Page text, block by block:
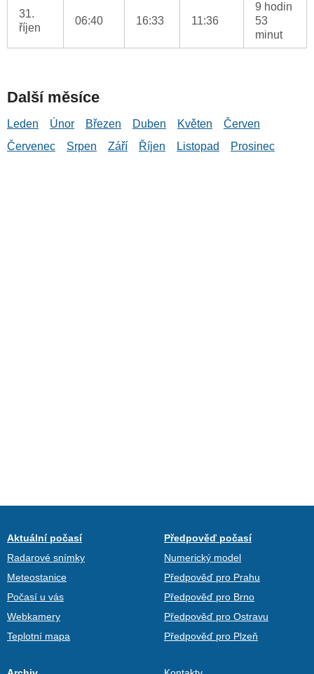
31.
říjen
06:40 16:33 11:36
9 hodin
53
minut
Další měsíce
Leden Únor Březen Duben Květen
Červen
Červenec
Srpen Září Říjen Listopad Prosinec
Aktuální počasí
Radarové snímky
Meteostanice
Počasí u vás
Webkamery
Teplotní mapa
Předpověď počasí
Numerický model
Předpověď pro Prahu
Předpověď pro Brno
Předpověď pro Ostravu
Předpověď pro Plzeň